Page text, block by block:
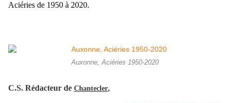
Aciéries de 1950 à 2020.
Auxonne, Aciéries 1950-2020
C.S. Rédacteur de Chantecler,